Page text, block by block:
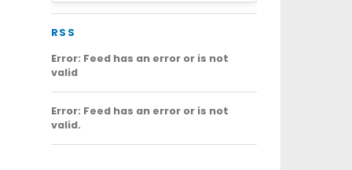
RSS
Error: Feed has an error or is not
valid
Error: Feed has an error or is not
valid.